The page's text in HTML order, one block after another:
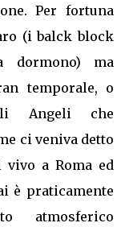
Per fortuna
(i balck block
dormono) ma
temporale, o
Angeli che
ci veniva detto
vivo a Roma ed
è praticamente
atmosferico